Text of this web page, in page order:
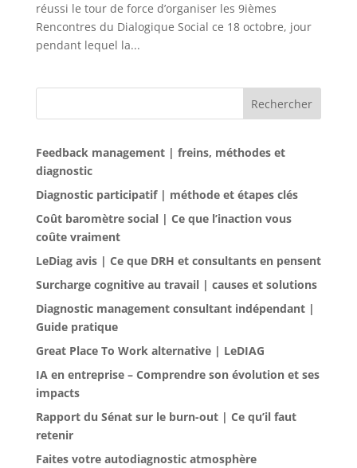
réussi le tour de force d’organiser les 9ièmes
Rencontres du Dialogique Social ce 18 octobre, jour
pendant lequel la...
Rechercher
Feedback management | freins, méthodes et
diagnostic
Diagnostic participatif | méthode et étapes clés
Coût baromètre social | Ce que l’inaction vous
coûte vraiment
LeDiag avis | Ce que DRH et consultants en pensent
Surcharge cognitive au travail | causes et solutions
Diagnostic management consultant indépendant |
Guide pratique
Great Place To Work alternative | LeDIAG
IA en entreprise – Comprendre son évolution et ses
impacts
Rapport du Sénat sur le burn-out | Ce qu’il faut
retenir
Faites votre autodiagnostic atmosphère